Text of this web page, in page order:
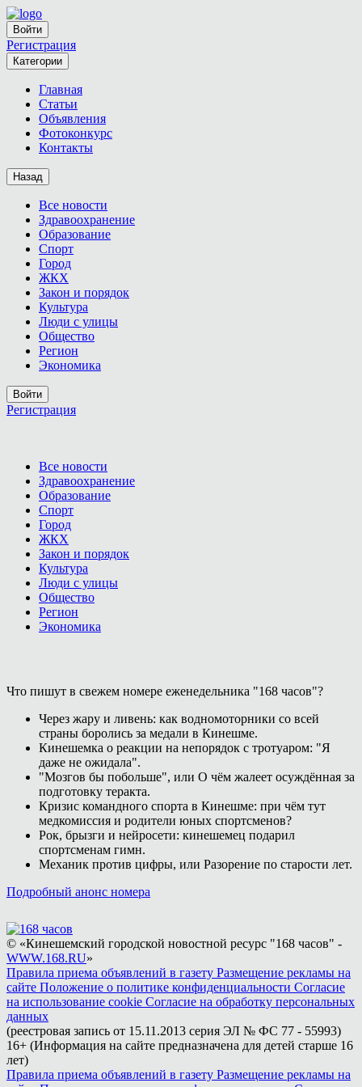
Войти
Регистрация
Категории
Главная
Статьи
Объявления
Фотоконкурс
Контакты
Назад
Все новости
Здравоохранение
Образование
Спорт
Город
ЖКХ
Закон и порядок
Культура
Люди с улицы
Общество
Регион
Экономика
Войти
Регистрация
Все новости
Здравоохранение
Образование
Спорт
Город
ЖКХ
Закон и порядок
Культура
Люди с улицы
Общество
Регион
Экономика
Что пишут в свежем номере еженедельника "168 часов"?
Через жару и ливень: как водномоторники со всей
страны боролись за медали в Кинешме.
Кинешемка о реакции на непорядок с тротуаром: "Я
даже не ожидала".
"Мозгов бы побольше", или О чём жалеет осуждённая за
подготовку теракта.
Кризис командного спорта в Кинешме: при чём тут
медкомиссия и родители юных спортсменов?
Рок, брызги и нейросети: кинешемец подарил
спортсменам гимн.
Механик против цифры, или Разорение по старости лет.
Подробный анонс номера
© «Кинешемский городской новостной ресурс "168 часов" -
WWW.168.RU»
Правила приема объявлений в газету Размещение рекламы на
сайте Положение о политике конфиденциальности Согласие
на использование cookie Согласие на обработку персональных
данных
(реестровая запись от 15.11.2013 серия ЭЛ № ФС 77 - 55993)
16+ (Информация на сайте предназначена для детей старше 16
лет)
Правила приема объявлений в газету Размещение рекламы на